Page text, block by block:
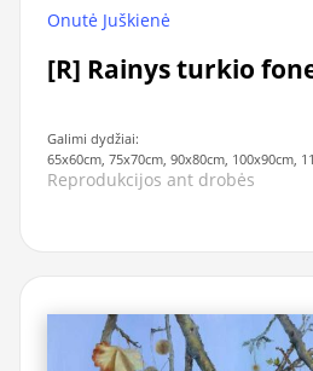
Onutė Juškienė
[R] Rainys turkio
Galimi dydžiai:
65x60cm, 75x70cm, 90x80cm, 100x90cm,
Reprodukcijos ant drobės